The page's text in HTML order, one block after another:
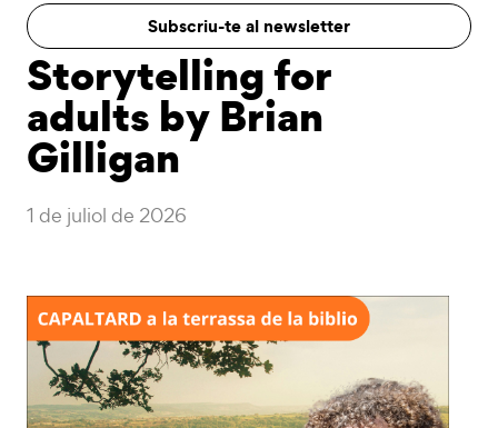
Subscriu-te al newsletter
Storytelling for
adults by Brian
Gilligan
1 de juliol de 2026